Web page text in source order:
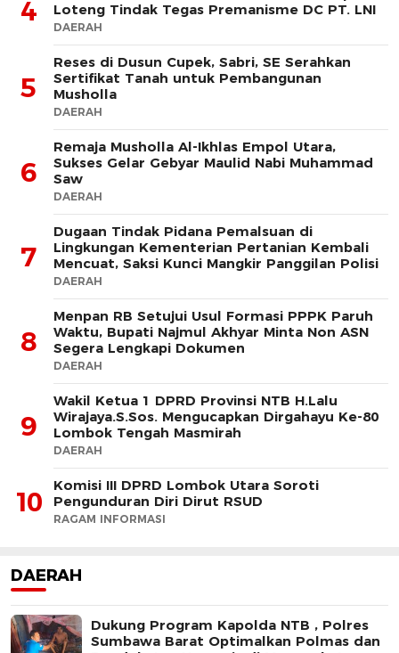
4
Loteng Tindak Tegas Premanisme DC PT. LNI
DAERAH
5
Reses di Dusun Cupek, Sabri, SE Serahkan
Sertifikat Tanah untuk Pembangunan
Musholla
DAERAH
6
Remaja Musholla Al-Ikhlas Empol Utara,
Sukses Gelar Gebyar Maulid Nabi Muhammad
Saw
DAERAH
7
Dugaan Tindak Pidana Pemalsuan di
Lingkungan Kementerian Pertanian Kembali
Mencuat, Saksi Kunci Mangkir Panggilan Polisi
DAERAH
8
Menpan RB Setujui Usul Formasi PPPK Paruh
Waktu, Bupati Najmul Akhyar Minta Non ASN
Segera Lengkapi Dokumen
DAERAH
9
Wakil Ketua 1 DPRD Provinsi NTB H.Lalu
Wirajaya.S.Sos. Mengucapkan Dirgahayu Ke-80
Lombok Tengah Masmirah
DAERAH
10
Komisi III DPRD Lombok Utara Soroti
Pengunduran Diri Dirut RSUD
RAGAM INFORMASI
DAERAH
Dukung Program Kapolda NTB , Polres
Sumbawa Barat Optimalkan Polmas dan